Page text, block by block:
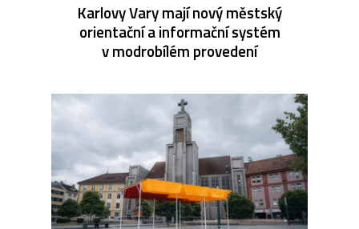
Karlovy Vary mají nový městský
orientační a informační systém
v modrobílém provedení